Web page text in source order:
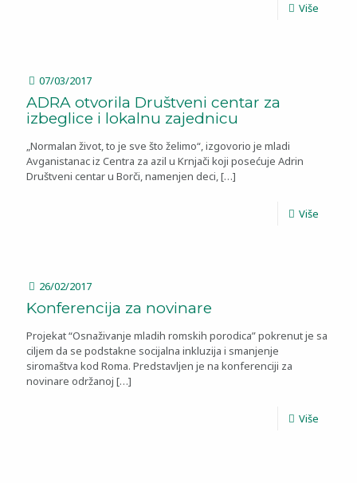
Više
07/03/2017
ADRA otvorila Društveni centar za
izbeglice i lokalnu zajednicu
„Normalan život, to je sve što želimo“, izgovorio je mladi
Avganistanac iz Centra za azil u Krnjači koji posećuje Adrin
Društveni centar u Borči, namenjen deci,[…]
Više
26/02/2017
Konferencija za novinare
Projekat “Osnaživanje mladih romskih porodica” pokrenut je sa
ciljem da se podstakne socijalna inkluzija i smanjenje
siromaštva kod Roma. Predstavljen je na konferenciji za
novinare održanoj […]
Više